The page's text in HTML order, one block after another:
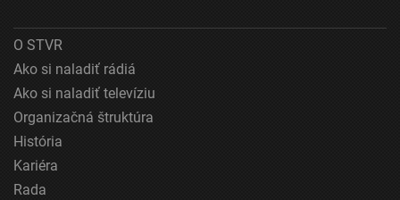
Nevyhnutné
Výkonostné
Reklama
O STVR
Ako si naladiť rádiá
Ako si naladiť televíziu
Organizačná štruktúra
História
Kariéra
Rada